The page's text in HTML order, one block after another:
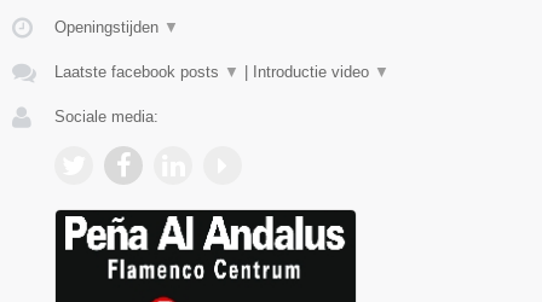
Openingstijden ▼
Laatste facebook posts ▼ | Introductie video ▼
Sociale media: